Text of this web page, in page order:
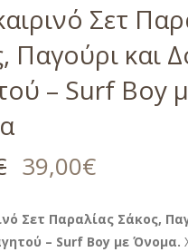
Σετ
Παγούρι και
– Surf Boy
39,00€
Σετ Παραλίας Σάκος,
– Surf Boy με Όνομα.